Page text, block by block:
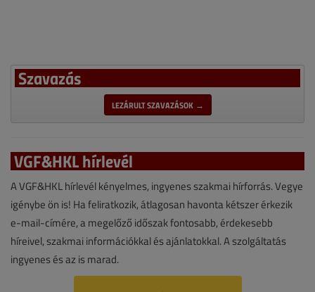
Szavazás
LEZÁRULT SZAVAZÁSOK →
VGF&HKL hírlevél
A VGF&HKL hírlevél kényelmes, ingyenes szakmai hírforrás. Vegye
igénybe ön is! Ha feliratkozik, átlagosan havonta kétszer érkezik
e-mail-címére, a megelőző időszak fontosabb, érdekesebb
híreivel, szakmai információkkal és ajánlatokkal. A szolgáltatás
ingyenes és az is marad.